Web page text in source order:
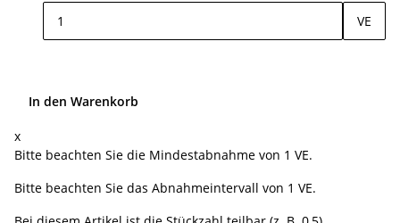
VE
In den Warenkorb
x
Bitte beachten Sie die Mindestabnahme von 1 VE.
Bitte beachten Sie das Abnahmeintervall von 1 VE.